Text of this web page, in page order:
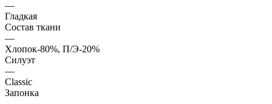
—
Гладкая
Состав ткани
—
Хлопок-80%, П/Э-20%
Силуэт
—
Classic
Запонка